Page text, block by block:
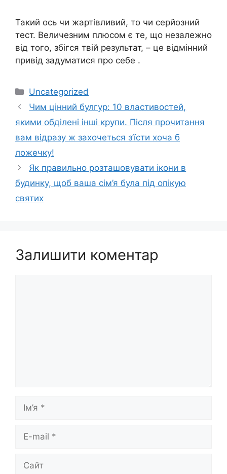
Такий ось чи жартівливий, то чи серйозний
тест. Величезним плюсом є те, що незалежно
від того, збігся твій результат, – це відмінний
привід задуматися про себе .
Категорії
Uncategorized
Чим цінний булгур: 10 властивостей,
якими обділені інші крупи. Після прочитання
вам відразу ж захочеться з’їсти хоча б
ложечку!
Як правильно розташовувати ікони в
будинку, щоб ваша сім’я була під опікую
святих
Залишити коментар
Ім’я
Сайт